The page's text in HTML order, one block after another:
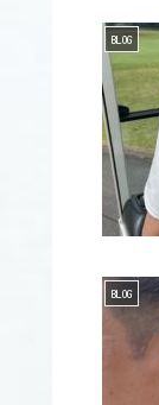
BLOG
BLOG